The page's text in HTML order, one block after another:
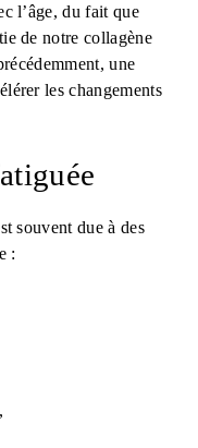
l’âge, du fait que
de notre collagène
une
les changements
souvent due à des
: